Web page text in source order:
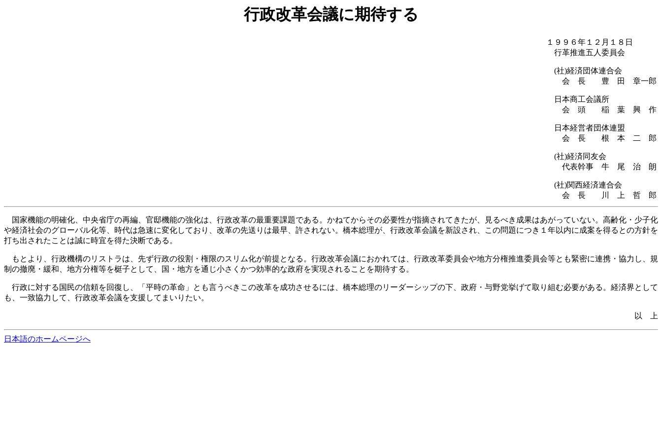
行政改革会議に期待する
１９９６年１２月１８日
行革推進五人委員会
(社)経済団体連合会
会 長 豊 田 章一郎
日本商工会議所
会 頭 稲 葉 興 作
日本経営者団体連盟
会 長 根 本 二 郎
(社)経済同友会
代表幹事 牛 尾 治 朗
(社)関西経済連合会
会 長 川 上 哲 郎
国家機能の明確化、中央省庁の再編、官邸機能の強化は、行政改革の最重要課題である。かねてからその必要性が指摘されてきたが、見るべき成果はあがっていない。高齢化・少子化
や経済社会のグローバル化等、時代は急速に変化しており、改革の先送りは最早、許されない。橋本総理が、行政改革会議を新設され、この問題につき１年以内に成案を得るとの方針を
打ち出されたことは誠に時宜を得た決断である。
もとより、行政機構のリストラは、先ず行政の役割・権限のスリム化が前提となる。行政改革会議におかれては、行政改革委員会や地方分権推進委員会等とも緊密に連携・協力し、規
制の撤廃・緩和、地方分権等を梃子として、国・地方を通じ小さくかつ効率的な政府を実現されることを期待する。
行政に対する国民の信頼を回復し、「平時の革命」とも言うべきこの改革を成功させるには、橋本総理のリーダーシップの下、政府・与野党挙げて取り組む必要がある。経済界として
も、一致協力して、行政改革会議を支援してまいりたい。
以 上
日本語のホームページへ